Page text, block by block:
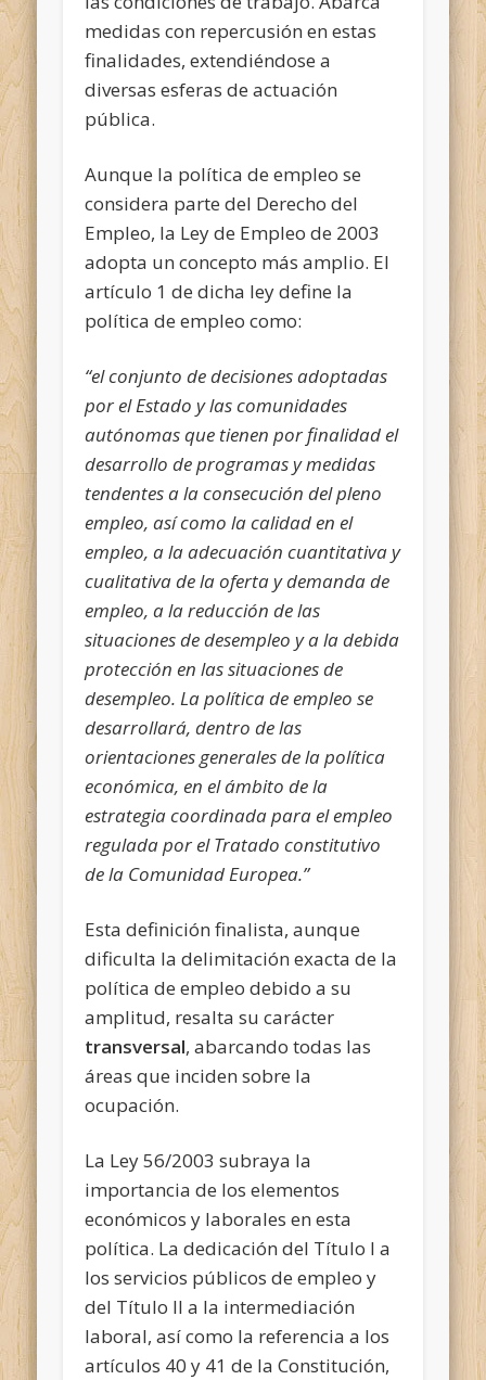
medidas con repercusión en estas
finalidades, extendiéndose a
diversas esferas de actuación
pública.
Aunque la política de empleo se
considera parte del Derecho del
Empleo, la Ley de Empleo de 2003
adopta un concepto más amplio. El
artículo 1 de dicha ley define la
política de empleo como:
“el conjunto de decisiones adoptadas
por el Estado y las comunidades
autónomas que tienen por finalidad el
desarrollo de programas y medidas
tendentes a la consecución del pleno
empleo, así como la calidad en el
empleo, a la adecuación cuantitativa y
cualitativa de la oferta y demanda de
empleo, a la reducción de las
situaciones de desempleo y a la debida
protección en las situaciones de
desempleo. La política de empleo se
desarrollará, dentro de las
orientaciones generales de la política
económica, en el ámbito de la
estrategia coordinada para el empleo
regulada por el Tratado constitutivo
de la Comunidad Europea.”
Esta definición finalista, aunque
dificulta la delimitación exacta de la
política de empleo debido a su
amplitud, resalta su carácter
transversal, abarcando todas las
áreas que inciden sobre la
ocupación.
La Ley 56/2003 subraya la
importancia de los elementos
económicos y laborales en esta
política. La dedicación del Título I a
los servicios públicos de empleo y
del Título II a la intermediación
laboral, así como la referencia a los
artículos 40 y 41 de la Constitución,